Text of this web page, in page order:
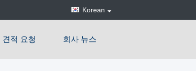
Korean
견적 요청 회사 뉴스